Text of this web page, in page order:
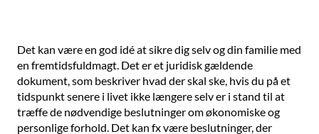
Det kan være en god idé at sikre dig selv og din familie med
en fremtidsfuldmagt. Det er et juridisk gældende
dokument, som beskriver hvad der skal ske, hvis du på et
tidspunkt senere i livet ikke længere selv er i stand til at
træffe de nødvendige beslutninger om økonomiske og
personlige forhold. Det kan fx være beslutninger, der